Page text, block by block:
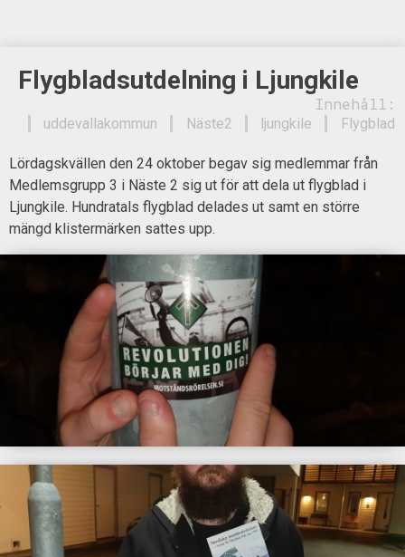
Flygbladsutdelning i Ljungkile
Innehåll:
Flygblad
ljungkile
Näste2
uddevallakommun
Lördagskvällen den 24 oktober begav sig medlemmar från
Medlemsgrupp 3 i Näste 2 sig ut för att dela ut flygblad i
Ljungkile. Hundratals flygblad delades ut samt en större
mängd klistermärken sattes upp.